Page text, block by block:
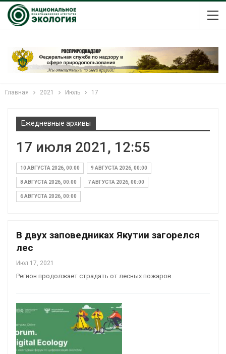
Главная 2021 Июль 17
Ежедневные архивы
17 июля 2021, 12:55
10 АВГУСТА 2026, 00:00 9 АВГУСТА 2026, 00:00
8 АВГУСТА 2026, 00:00 7 АВГУСТА 2026, 00:00
6 АВГУСТА 2026, 00:00
В двух заповедниках Якутии загорелся
лес
Июл 17, 2021
Регион продолжает страдать от лесных пожаров.